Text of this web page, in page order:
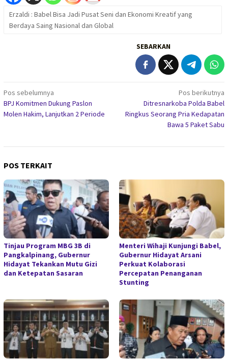
Erzaldi : Babel Bisa Jadi Pusat Seni dan Ekonomi Kreatif yang
Berdaya Saing Nasional dan Global
SEBARKAN
Navigasi
pos
Pos sebelumnya
BPJ Komitmen Dukung Paslon
Molen Hakim, Lanjutkan 2 Periode
Pos berikutnya
Ditresnarkoba Polda Babel
Ringkus Seorang Pria Kedapatan
Bawa 5 Paket Sabu
POS TERKAIT
Tinjau Program MBG 3B di
Pangkalpinang, Gubernur
Hidayat Tekankan Mutu Gizi
dan Ketepatan Sasaran
Menteri Wihaji Kunjungi Babel,
Gubernur Hidayat Arsani
Perkuat Kolaborasi
Percepatan Penanganan
Stunting